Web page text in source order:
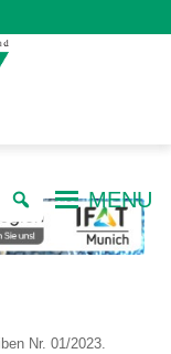
MENU
Nr. 01/2023.